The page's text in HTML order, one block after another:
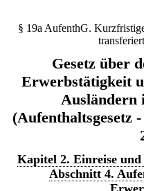
§ 19a AufenthG.
Gesetz über
Erwerbstätigkeit
Ausländern
(Aufenthaltsgesetz
Kapitel 2. Einreise
Abschnitt 4.